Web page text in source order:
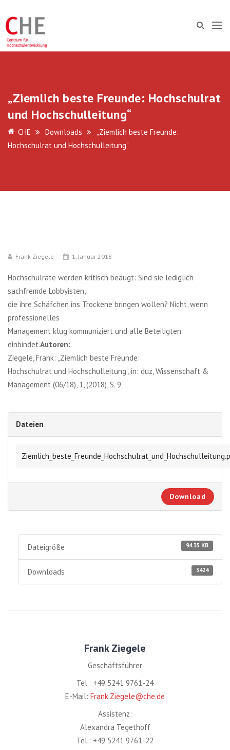
„Ziemlich beste Freunde: Hochschulrat
und Hochschulleitung“
CHE Downloads
„Ziemlich beste Freunde:
Hochschulrat und Hochschulleitung“
Frank Ziegele 1. Januar 2018
Hochschulräte werden kritisch beäugt: Sind sie lediglich
sachfremde Lobbyisten,
die ihre Schäfchen ins Trockene bringen wollen? Nicht, wenn
professionelles
Management klug kommuniziert und alle Beteiligten
einbindet.Autoren:
Ziegele, Frank: „Ziemlich beste Freunde:
Hochschulrat und Hochschulleitung“, in: duz, Wissenschaft &
Management (06/18), 1, (2018), S. 9
Dateien
Download
94.35 KB
Dateigröße
3424
Downloads
Frank Ziegele
Geschäftsführer
Tel.: +49 5241 9761-24
E-Mail: Frank.Ziegele@che.de
Assistenz:
Alexandra Tegethoff
Tel.: +49 5241 9761-22